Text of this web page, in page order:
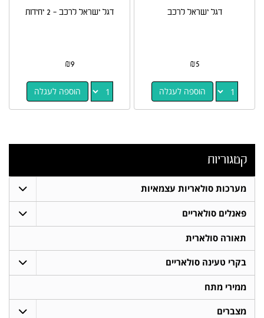
דגל ישראל לרכב
₪5
הוספה לעגלה
דגל ישראל לרכב - 2 יחידות
₪9
הוספה לעגלה
קטגוריות
מערכות סולאריות עצמאיות
פאנלים סולאריים
תאורה סולארית
בקרי טעינה סולאריים
ממירי מתח
מצברים